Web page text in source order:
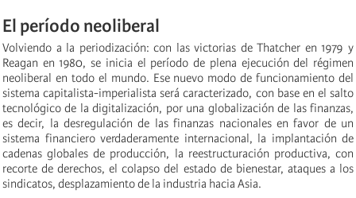
El período neoliberal
Volviendo a la periodización: con las victorias de Thatcher en 1979 y
Reagan en 1980, se inicia el período de plena ejecución del régimen
neoliberal en todo el mundo. Ese nuevo modo de funcionamiento del
sistema capitalista-imperialista será caracterizado, con base en el salto
tecnológico de la digitalización, por una globalización de las finanzas,
es decir, la desregulación de las finanzas nacionales en favor de un
sistema financiero verdaderamente internacional, la implantación de
cadenas globales de producción, la reestructuración productiva, con
recorte de derechos, el colapso del estado de bienestar, ataques a los
sindicatos, desplazamiento de la industria hacia Asia.